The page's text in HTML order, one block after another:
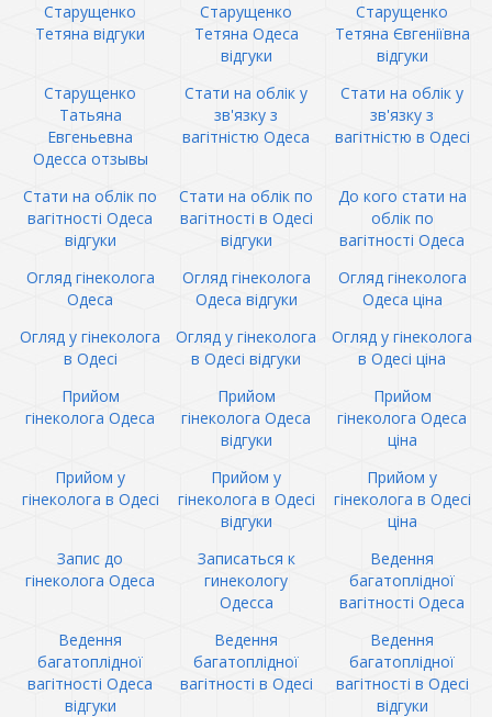
Старущенко
Тетяна відгуки
Старущенко
Тетяна Одеса
відгуки
Старущенко
Тетяна Євгеніївна
відгуки
Старущенко
Татьяна
Евгеньевна
Одесса отзывы
Стати на облік у
зв'язку з
вагітністю Одеса
Стати на облік у
зв'язку з
вагітністю в Одесі
Стати на облік по
вагітності Одеса
відгуки
Стати на облік по
вагітності в Одесі
відгуки
До кого стати на
облік по
вагітності Одеса
Огляд гінеколога
Одеса
Огляд гінеколога
Одеса відгуки
Огляд гінеколога
Одеса ціна
Огляд у гінеколога
в Одесі
Огляд у гінеколога
в Одесі відгуки
Огляд у гінеколога
в Одесі ціна
Прийом
гінеколога Одеса
Прийом
гінеколога Одеса
відгуки
Прийом
гінеколога Одеса
ціна
Прийом у
гінеколога в Одесі
Прийом у
гінеколога в Одесі
відгуки
Прийом у
гінеколога в Одесі
ціна
Запис до
гінеколога Одеса
Записаться к
гинекологу
Одесса
Ведення
багатоплідної
вагітності Одеса
Ведення
багатоплідної
вагітності Одеса
відгуки
Ведення
багатоплідної
вагітності в Одесі
Ведення
багатоплідної
вагітності в Одесі
відгуки